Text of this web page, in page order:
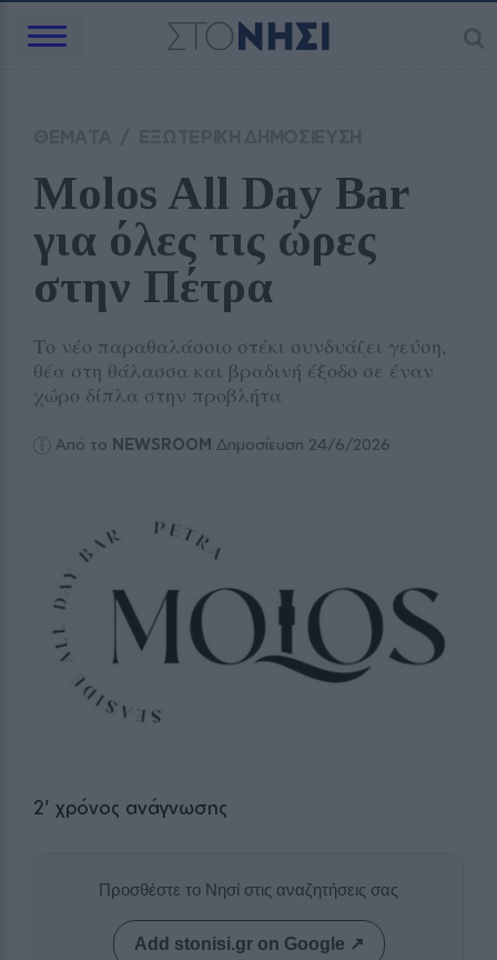
Molos All Day Bar
για όλες τις ώρες
στην Πέτρα
Το νέο παραθαλάσσιο στέκι συνδυάζει γεύση,
θέα στη θάλασσα και βραδινή έξοδο σε έναν
χώρο δίπλα στην προβλήτα
Από το NEWSROOM Δημοσίευση 24/6/2026
2' χρόνος ανάγνωσης
Προσθέστε το Νησί στις αναζητήσεις σας
Add stonisi.gr on Google ↗